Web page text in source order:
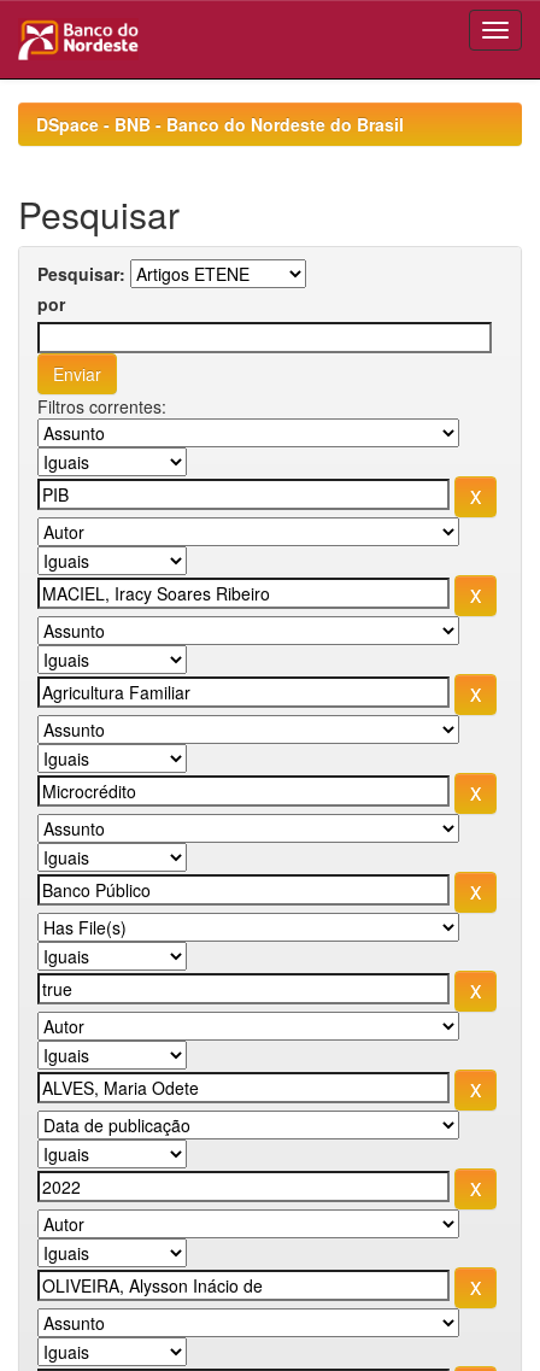
navigationDSpace - BNB - Banco do Nordeste do Brasil
Pesquisar
Pesquisar:
por
Filtros correntes: